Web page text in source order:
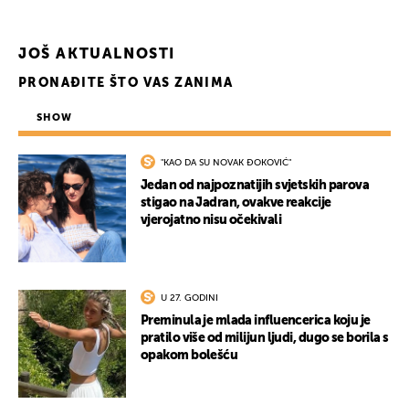
JOŠ AKTUALNOSTI
PRONAĐITE ŠTO VAS ZANIMA
SHOW
"KAO DA SU NOVAK ĐOKOVIĆ"
Jedan od najpoznatijih svjetskih parova
stigao na Jadran, ovakve reakcije
vjerojatno nisu očekivali
U 27. GODINI
Preminula je mlada influencerica koju je
pratilo više od milijun ljudi, dugo se borila s
opakom bolešću